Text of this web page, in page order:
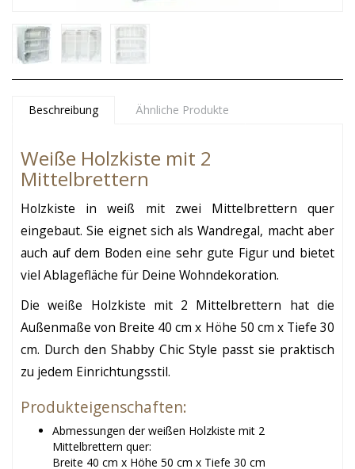
Beschreibung Ähnliche Produkte
Weiße Holzkiste mit 2
Mittelbrettern
Holzkiste in weiß mit zwei Mittelbrettern quer
eingebaut. Sie eignet sich als Wandregal, macht aber
auch auf dem Boden eine sehr gute Figur und bietet
viel Ablagefläche für Deine Wohndekoration.
Die weiße Holzkiste mit 2 Mittelbrettern hat die
Außenmaße von Breite 40 cm x Höhe 50 cm x Tiefe 30
cm. Durch den Shabby Chic Style passt sie praktisch
zu jedem Einrichtungsstil.
Produkteigenschaften:
Abmessungen derweißen Holzkiste mit 2
Mittelbrettern quer:
Breite 40 cm x Höhe 50 cm x Tiefe 30 cm